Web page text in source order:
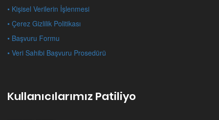
• Kişisel Verilerin İşlenmesi
• Çerez Gizlilik Politikası
• Başvuru Formu
• Veri Sahibi Başvuru Prosedürü
Kullanıcılarımız Patiliyo